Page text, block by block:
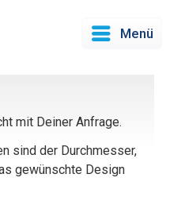
Menü
mit Deiner Anfrage.
sind der Durchmesser,
gewünschte Design